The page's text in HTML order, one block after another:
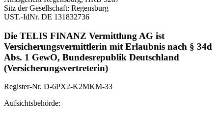
Sitz der Gesellschaft: Regensburg
UST.-IdNr. DE 131832736
Die TELIS FINANZ Vermittlung AG ist
Versicherungsvermittlerin mit Erlaubnis nach § 34d
Abs. 1 GewO, Bundesrepublik Deutschland
(Versicherungsvertreterin)
Register-Nr. D-6PX2-K2MKM-33
Aufsichtsbehörde: